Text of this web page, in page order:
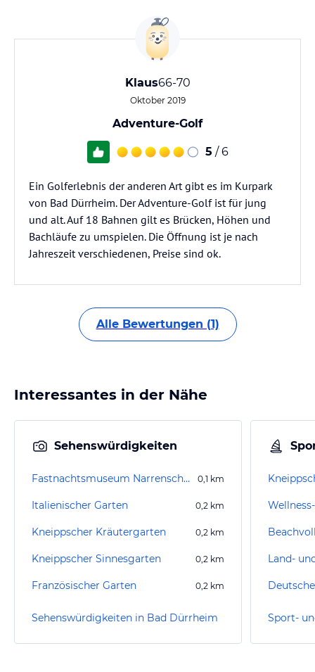
Klaus66-70
Oktober 2019
Adventure-Golf
5 / 6
Ein Golferlebnis der anderen Art gibt es im Kurpark
von Bad Dürrheim. Der Adventure-Golf ist für jung
und alt. Auf 18 Bahnen gilt es Brücken, Höhen und
Bachläufe zu umspielen. Die Öffnung ist je nach
Jahreszeit verschiedenen, Preise sind ok.
Alle Bewertungen (1)
Interessantes in der Nähe
Sehenswürdigkeiten
Fastnachtsmuseum Narrenschopf 0,1 km
Italienischer Garten 0,2 km
Kneippscher Kräutergarten 0,2 km
Kneippscher Sinnesgarten 0,2 km
Französischer Garten 0,2 km
Sehenswürdigkeiten in Bad Dürrheim